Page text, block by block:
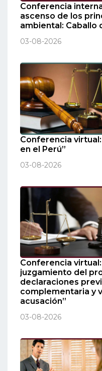
Conferencia
ascenso de los
ambiental: Caballo
03-08-2026
Conferencia
en el Perú”
03-08-2026
Conferencia
juzgamiento del
declaraciones
complementaria y
acusación”
03-08-2026